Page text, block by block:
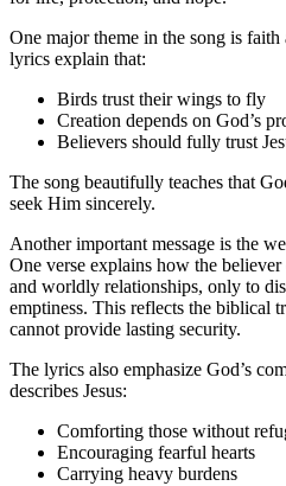
One major theme in the song is
lyrics explain that:
Birds trust their wings to fly
Creation depends on God’s
Believers should fully trust
The song beautifully teaches that
seek Him sincerely.
Another important message is the
One verse explains how the
and worldly relationships, only to
emptiness. This reflects the biblical
cannot provide lasting security.
The lyrics also emphasize God’s
describes Jesus:
Comforting those without
Encouraging fearful hearts
Carrying heavy burdens